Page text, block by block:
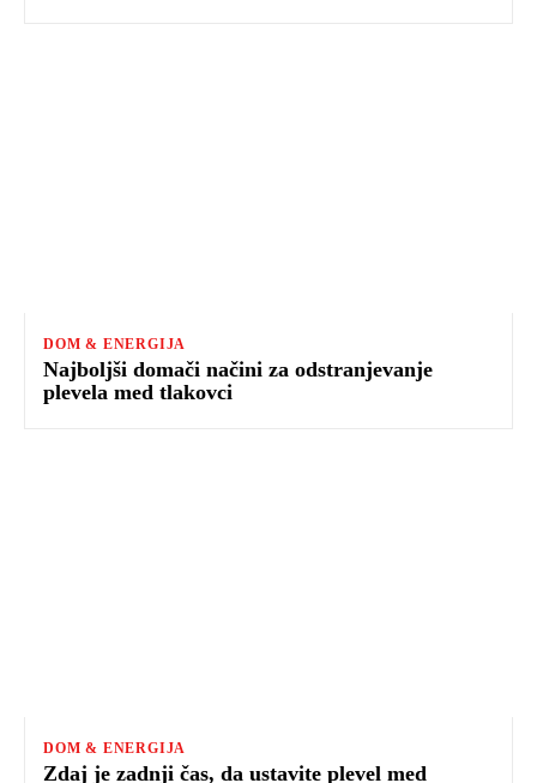
DOM & ENERGIJA
Najboljši domači načini za odstranjevanje
plevela med tlakovci
DOM & ENERGIJA
Zdaj je zadnji čas, da ustavite plevel med